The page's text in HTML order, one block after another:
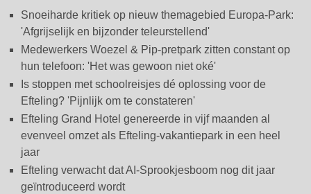
Snoeiharde kritiek op nieuw themagebied Europa-Park:
'Afgrijselijk en bijzonder teleurstellend'
Medewerkers Woezel & Pip-pretpark zitten constant op
hun telefoon: 'Het was gewoon niet oké'
Is stoppen met schoolreisjes dé oplossing voor de
Efteling? 'Pijnlijk om te constateren'
Efteling Grand Hotel genereerde in vijf maanden al
evenveel omzet als Efteling-vakantiepark in een heel
jaar
Efteling verwacht dat AI-Sprookjesboom nog dit jaar
geïntroduceerd wordt